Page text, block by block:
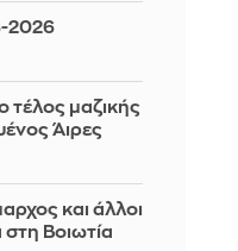
2026
τέλος μαζικής
Άιρες
και άλλοι
Βοιωτία